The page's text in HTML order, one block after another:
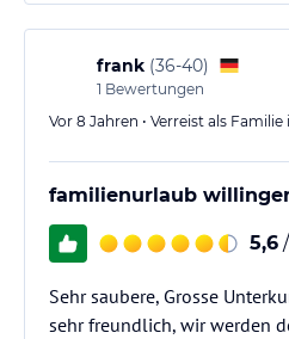
frank (36-40)
1 Bewertungen
Vor 8 Jahren • Verreist als Familie
familienurlaub
5,6
Sehr saubere, Grosse
sehr freundlich, wir werden